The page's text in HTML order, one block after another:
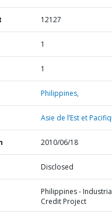
12127
1
1
Philippines,
Asie de l’Est et
2010/06/18
Disclosed
Philippines -
Credit Project